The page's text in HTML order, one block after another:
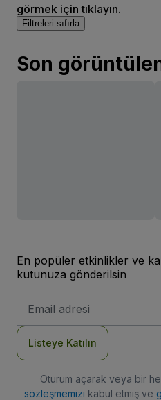
görmek için tıklayın.
Filtreleri sıfırla
Son
En popüler etkinlikler ve
kutunuza gönderilsin
posta
Listeye Katılın
Oturum açarak veya bir
sözleşmemizi kabul etmiş ve